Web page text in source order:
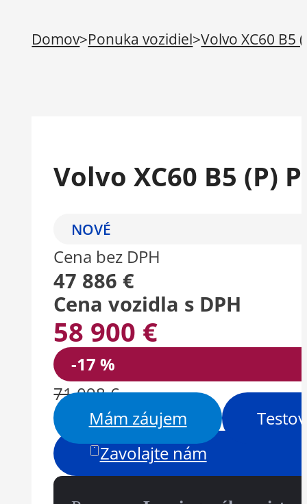
Domov>Ponuka vozidiel>Volvo XC60 B5
Volvo XC60 B5 (P)
NOVÉ
Cena bez DPH
47 886 €
Cena vozidla s DPH
58 900 €
-17 %
71 098 €
Mám záujem
Zavolajte nám